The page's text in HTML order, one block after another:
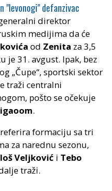
"levonogi" defanzivac
direktor
medijima da će
od Zenita za 3,5
je 31. avgust. Ipak, bez
„Čupe“, sportski sektor
traži centralni
pošto se očekuje
.
formaciju sa tri
za narednu sezonu,
Veljković i Tebo
traži.